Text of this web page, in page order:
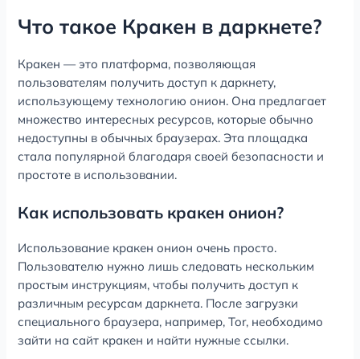
Что такое Кракен в даркнете?
Кракен — это платформа, позволяющая
пользователям получить доступ к даркнету,
использующему технологию онион. Она предлагает
множество интересных ресурсов, которые обычно
недоступны в обычных браузерах. Эта площадка
стала популярной благодаря своей безопасности и
простоте в использовании.
Как использовать кракен онион?
Использование кракен онион очень просто.
Пользователю нужно лишь следовать нескольким
простым инструкциям, чтобы получить доступ к
различным ресурсам даркнета. После загрузки
специального браузера, например, Tor, необходимо
зайти на сайт кракен и найти нужные ссылки.